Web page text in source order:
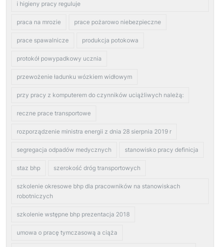
i higieny pracy reguluje
praca na mrozie prace pożarowo niebezpieczne
prace spawalnicze produkcja potokowa
protokół powypadkowy ucznia
przewożenie ładunku wózkiem widłowym
przy pracy z komputerem do czynników uciążliwych należą:
reczne prace transportowe
rozporządzenie ministra energii z dnia 28 sierpnia 2019 r
segregacja odpadów medycznych stanowisko pracy definicja
staz bhp szerokość dróg transportowych
szkolenie okresowe bhp dla pracowników na stanowiskach
robotniczych
szkolenie wstępne bhp prezentacja 2018
umowa o pracę tymczasową a ciąża